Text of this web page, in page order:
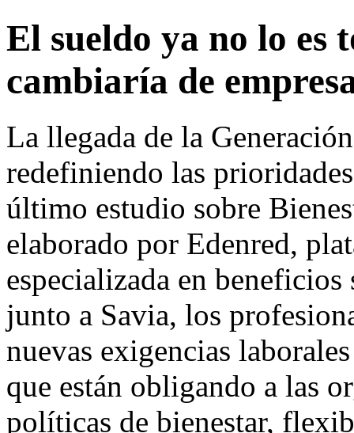
El sueldo ya no lo es
cambiaría de
La llegada de la
redefiniendo las
último estudio sobre
elaborado por Edenred,
especializada en
junto a Savia, los
nuevas exigencias
que están obligando a las
políticas de bienestar,